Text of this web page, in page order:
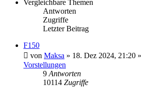
Vergleichbare Themen
Antworten
Zugriffe
Letzter Beitrag
F150
von Maksa » 18. Dez 2024, 21:20
Vorstellungen
9 Antworten
10114 Zugriffe